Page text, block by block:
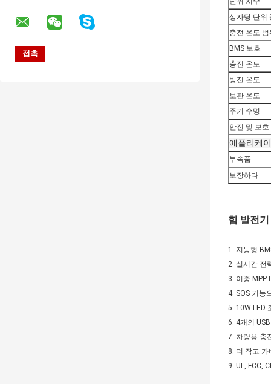
상자당 단위
충전 온도 범
BMS 보호
충전 온도
방전 온도
보관 온도
주기 수명
안전 및 보호
애플리케
부속품
보장하다
힘 발전기
1. 지능형
2. 실시간 전
3. 이중
4. SOS 기능
5. 10W LED
6. 4개의
7. 차량용 충
8. 더 작고 가
9. UL, FCC,